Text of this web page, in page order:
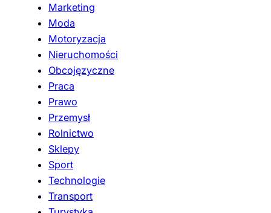
Marketing
Moda
Motoryzacja
Nieruchomości
Obcojęzyczne
Praca
Prawo
Przemysł
Rolnictwo
Sklepy
Sport
Technologie
Transport